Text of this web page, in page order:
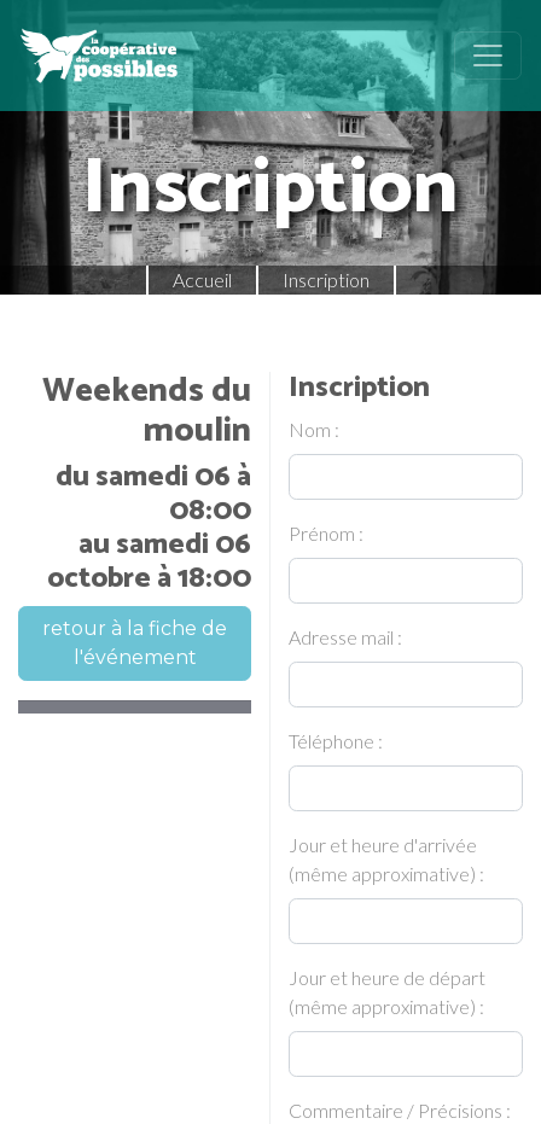
Inscription
Accueil Inscription
Weekends du
moulin
du samedi 06 à
08:00
au samedi 06
octobre à 18:00
retour à la fiche de
l'événement
Inscription
Nom :
Prénom :
Adresse mail :
Téléphone :
Jour et heure d'arrivée
(même approximative) :
Jour et heure de départ
(même approximative) :
Commentaire / Précisions :